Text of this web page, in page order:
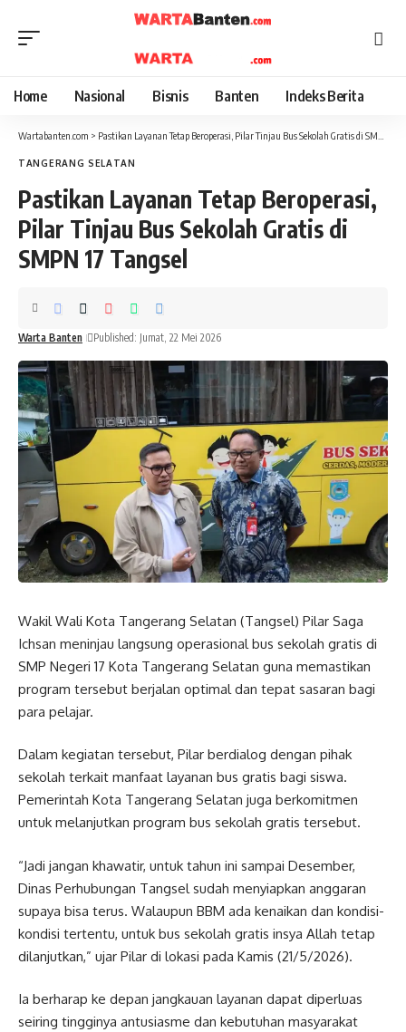
Home Nasional Bisnis Banten Indeks Berita
Wartabanten.com > Pastikan Layanan Tetap Beroperasi, Pilar Tinjau Bus Sekolah Gratis di SMPN 17 Tangsel
TANGERANG SELATAN
Pastikan Layanan Tetap Beroperasi,
Pilar Tinjau Bus Sekolah Gratis di
SMPN 17 Tangsel
Warta Banten Published: Jumat, 22 Mei 2026
Wakil Wali Kota Tangerang Selatan (Tangsel) Pilar Saga
Ichsan meninjau langsung operasional bus sekolah gratis di
SMP Negeri 17 Kota Tangerang Selatan guna memastikan
program tersebut berjalan optimal dan tepat sasaran bagi
para pelajar.
Dalam kegiatan tersebut, Pilar berdialog dengan pihak
sekolah terkait manfaat layanan bus gratis bagi siswa.
Pemerintah Kota Tangerang Selatan juga berkomitmen
untuk melanjutkan program bus sekolah gratis tersebut.
“Jadi jangan khawatir, untuk tahun ini sampai Desember,
Dinas Perhubungan Tangsel sudah menyiapkan anggaran
supaya bisa terus. Walaupun BBM ada kenaikan dan kondisi-
kondisi tertentu, untuk bus sekolah gratis insya Allah tetap
dilanjutkan,” ujar Pilar di lokasi pada Kamis (21/5/2026).
Ia berharap ke depan jangkauan layanan dapat diperluas
seiring tingginya antusiasme dan kebutuhan masyarakat